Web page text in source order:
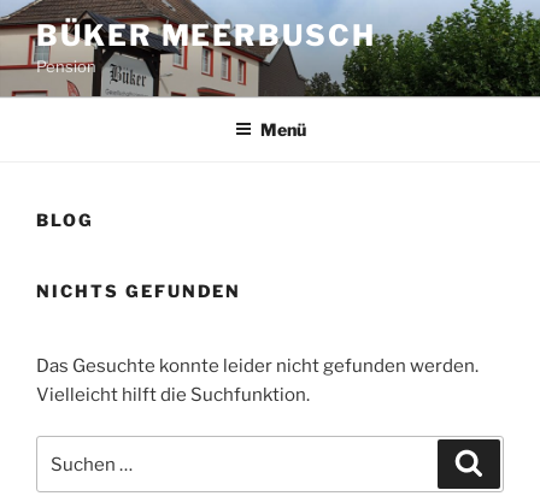
Zum
Inhalt
springen
BÜKER MEERBUSCH
Pension
Menü
BLOG
NICHTS GEFUNDEN
Das Gesuchte konnte leider nicht gefunden werden.
Vielleicht hilft die Suchfunktion.
nach: